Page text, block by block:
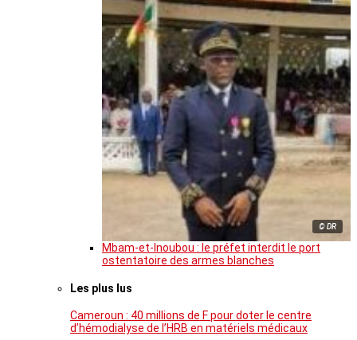
© DR
Mbam-et-Inoubou : le préfet interdit le port
ostentatoire des armes blanches
Les plus lus
Cameroun : 40 millions de F pour doter le centre
d’hémodialyse de l’HRB en matériels médicaux